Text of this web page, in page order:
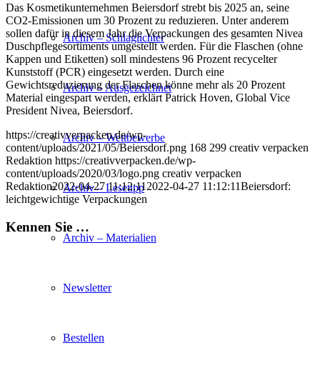
Archiv – Schlaglichter
Archiv – Ausgezeichnet
Archiv – Wettbewerbe
Archiv – Lesetipp
Archiv – Materialien
Newsletter
Bestellen
Das Kosmetikunternehmen Beiersdorf strebt bis 2025 an, seine
CO2-Emissionen um 30 Prozent zu reduzieren. Unter anderem
sollen dafür in diesem Jahr die Verpackungen des gesamten Nivea
Duschpflegesortiments umgestellt werden. Für die Flaschen (ohne
Kappen und Etiketten) soll mindestens 96 Prozent recycelter
Kunststoff (PCR) eingesetzt werden. Durch eine
Gewichtsreduzierung der Flaschen könne mehr als 20 Prozent
Material eingespart werden, erklärt Patrick Hoven, Global Vice
President Nivea, Beiersdorf.
https://creativverpacken.de/wp-
content/uploads/2021/05/Beiersdorf.png 168 299 creativ verpacken
Redaktion https://creativverpacken.de/wp-
content/uploads/2020/03/logo.png creativ verpacken
Redaktion2022-04-27 11:12:11 2022-04-27 11:12:11Beiersdorf:
leichtgewichtige Verpackungen
Kennen Sie …